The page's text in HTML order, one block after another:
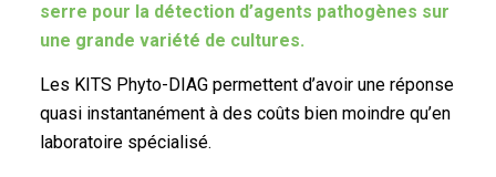
serre pour la détection d’agents pathogènes sur
une grande variété de cultures.
Les KITS Phyto-DIAG permettent d’avoir une réponse
quasi instantanément à des coûts bien moindre qu’en
laboratoire spécialisé.